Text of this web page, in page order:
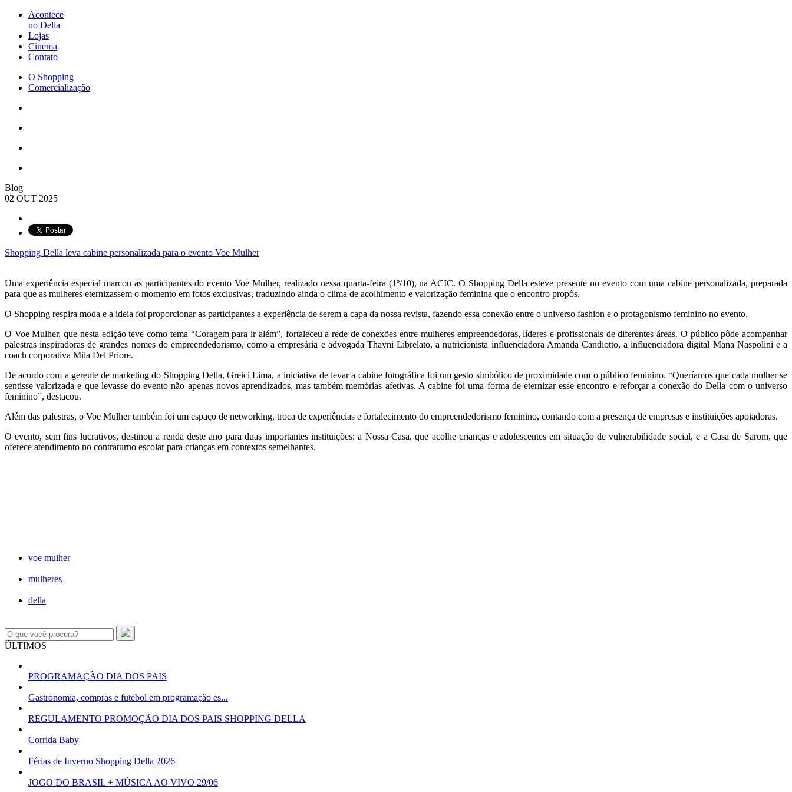
Acontece
no Della
Lojas
Cinema
Contato
O Shopping
Comercialização
Blog
02 OUT 2025
Shopping Della leva cabine personalizada para o evento Voe Mulher
Uma experiência especial marcou as participantes do evento Voe Mulher, realizado nessa quarta-feira (1º/10), na ACIC. O Shopping Della esteve presente no evento com uma cabine personalizada, preparada
para que as mulheres eternizassem o momento em fotos exclusivas, traduzindo ainda o clima de acolhimento e valorização feminina que o encontro propôs.
O Shopping respira moda e a ideia foi proporcionar as participantes a experiência de serem a capa da nossa revista, fazendo essa conexão entre o universo fashion e o protagonismo feminino no evento.
O Voe Mulher, que nesta edição teve como tema “Coragem para ir além”, fortaleceu a rede de conexões entre mulheres empreendedoras, líderes e profissionais de diferentes áreas. O público pôde acompanhar
palestras inspiradoras de grandes nomes do empreendedorismo, como a empresária e advogada Thayni Librelato, a nutricionista influenciadora Amanda Candiotto, a influenciadora digital Mana Naspolini e a
coach corporativa Mila Del Priore.
De acordo com a gerente de marketing do Shopping Della, Greici Lima, a iniciativa de levar a cabine fotográfica foi um gesto simbólico de proximidade com o público feminino. “Queríamos que cada mulher se
sentisse valorizada e que levasse do evento não apenas novos aprendizados, mas também memórias afetivas. A cabine foi uma forma de eternizar esse encontro e reforçar a conexão do Della com o universo
feminino”, destacou.
Além das palestras, o Voe Mulher também foi um espaço de networking, troca de experiências e fortalecimento do empreendedorismo feminino, contando com a presença de empresas e instituições apoiadoras.
O evento, sem fins lucrativos, destinou a renda deste ano para duas importantes instituições: a Nossa Casa, que acolhe crianças e adolescentes em situação de vulnerabilidade social, e a Casa de Sarom, que
oferece atendimento no contraturno escolar para crianças em contextos semelhantes.
voe mulher
mulheres
della
ÚLTIMOS
PROGRAMAÇÃO DIA DOS PAIS
Gastronomia, compras e futebol em programação es...
REGULAMENTO PROMOÇÃO DIA DOS PAIS SHOPPING DELLA
Corrida Baby
Férias de Inverno Shopping Della 2026
JOGO DO BRASIL + MÚSICA AO VIVO 29/06